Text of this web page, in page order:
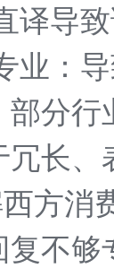
译导
业：
分
长
方
不